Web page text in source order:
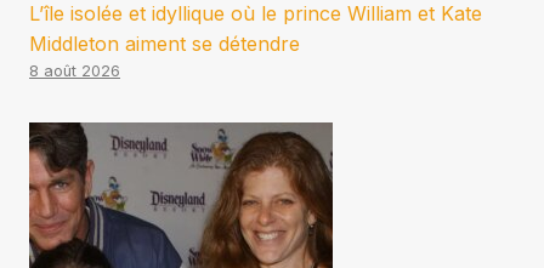
L’île isolée et idyllique où le prince William et Kate
Middleton aiment se détendre
8 août 2026